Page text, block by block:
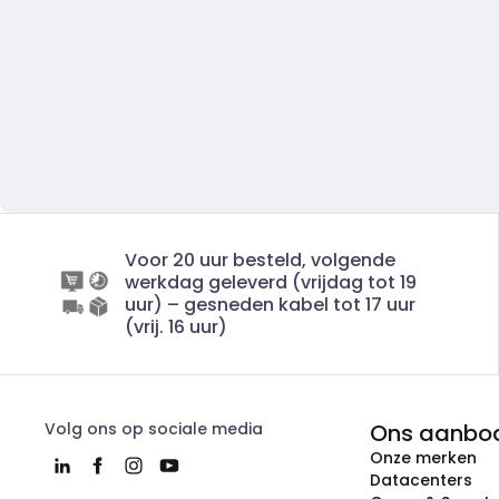
Voor 20 uur besteld, volgende
werkdag geleverd (vrijdag tot 19
uur) – gesneden kabel tot 17 uur
(vrij. 16 uur)
Volg ons op sociale media Ons
Onze merken
Datacenters